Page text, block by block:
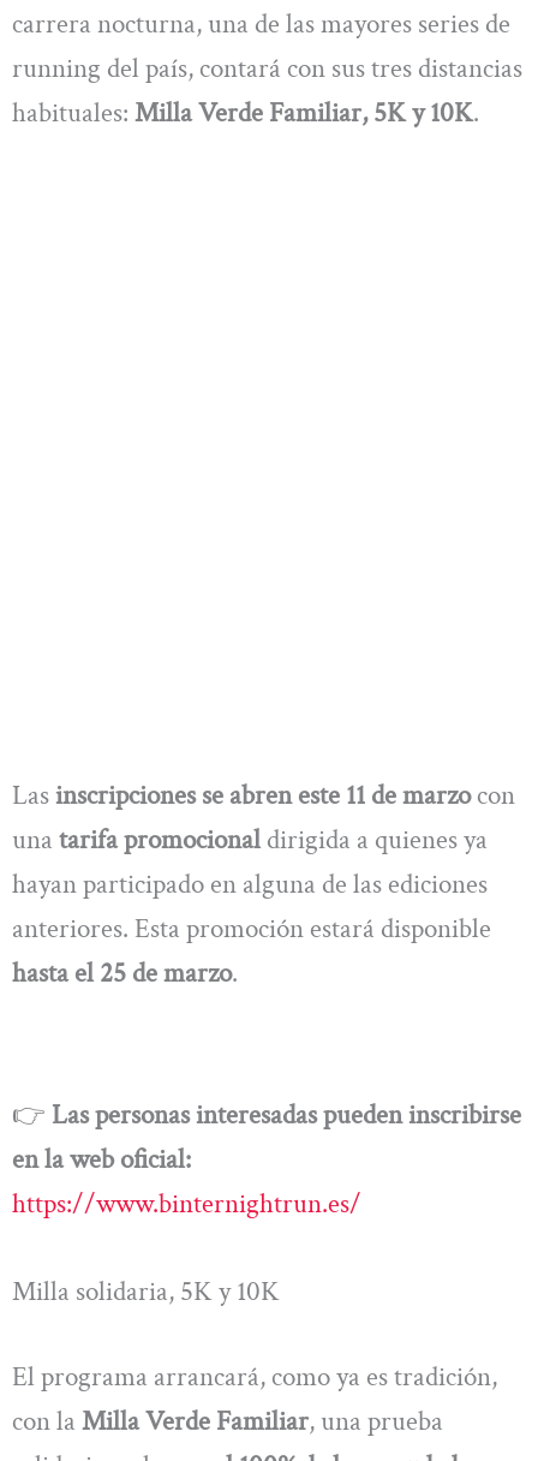
carrera nocturna, una de las mayores series de
running del país, contará con sus tres distancias
habituales: Milla Verde Familiar, 5K y 10K.
Las inscripciones se abren este 11 de marzocon
una tarifa promocional dirigida a quienes ya
hayan participado en alguna de las ediciones
anteriores. Esta promoción estará disponible
hasta el 25 de marzo.
👉 Las personas interesadas pueden inscribirse
en la web oficial:
https://www.binternightrun.es/
Milla solidaria, 5K y 10K
El programa arrancará, como ya es tradición,
con la Milla Verde Familiar, una prueba